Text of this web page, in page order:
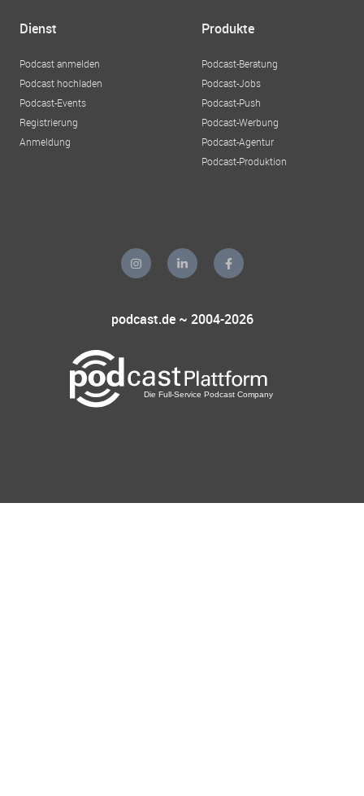
Dienst
Podcast anmelden
Podcast hochladen
Podcast-Events
Registrierung
Anmeldung
Produkte
Podcast-Beratung
Podcast-Jobs
Podcast-Push
Podcast-Werbung
Podcast-Agentur
Podcast-Produktion
podcast.de ~ 2004-2026